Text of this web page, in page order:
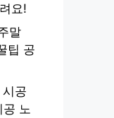
요!
말
팁 공
공
노